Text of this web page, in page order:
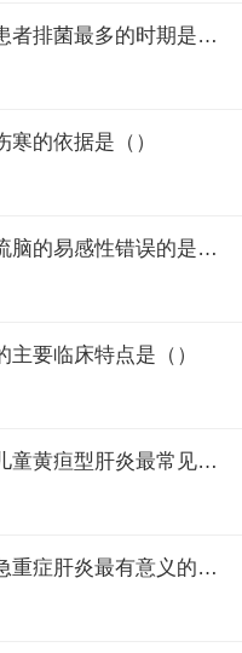
[单选,A2型题,A1/A2型题] 伤寒患者排菌最多的时期是（）
的依据是（）
[单选,A2型题,A1/A2型题] 关于流脑的易感性错误的是（）
要临床特点是（）
[单选,A2型题,A1/A2型题] 引起儿童黄疸型肝炎最常见的病原为（）
[单选,A2型题,A1/A2型题] 提示急重症肝炎最有意义的指标是（）